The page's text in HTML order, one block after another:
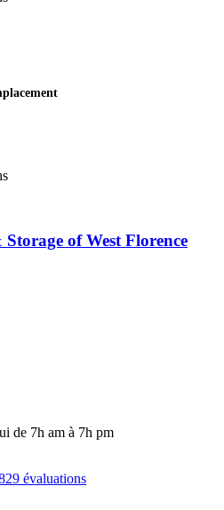
of West Florence
de 7h am à 7h pm
évaluations